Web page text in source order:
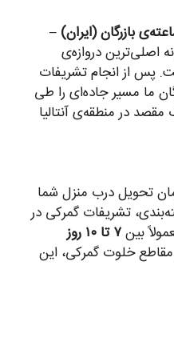
۲۴ ساعته‌ی بازرگان (ایران) –
اصلی‌ترین دروازه‌ی
پس از انجام تشریفات
ما مسیر جاده‌ای را طی
در منطقه‌ی آنتالیا
تحویل درب منزل شما
تشریفات گمرکی در
بین
۷ تا ۱۰ روز
خلوت گمرکی، این